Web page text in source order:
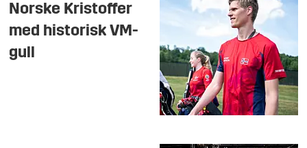
Norske Kristoffer
med historisk VM-
gull